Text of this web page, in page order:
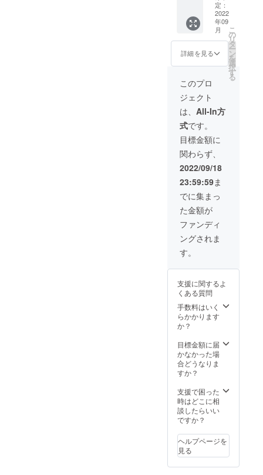
材の供
給状
況、製
造上の
都合等
により
出荷時
期が遅
れる場
合があ
りま
す。 ※
税込、
送料込
みの価
格で
す。
定：
2022
年09
月
詳細を見る
こ
の
リ
タ
ー
ン
を
選
択
す
る
このプロ
ジェクト
は、 All-In方
式です。
目標金額に
関わらず、
2022/09/18
23:59:59ま
でに集まっ
た金額が
ファンディ
ングされま
す。
支援に関するよ
くある質問
手数料はいく
らかかります
か？
目標金額に届
かなかった場
合どうなりま
すか？
支援で困った
時はどこに相
談したらいい
ですか？
ヘルプページを
見る